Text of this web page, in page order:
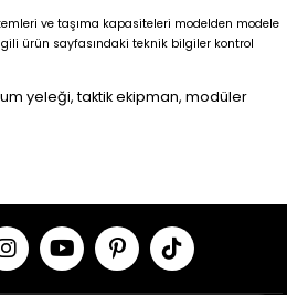
ve taşıma kapasiteleri modelden modele
ürün sayfasındaki teknik bilgiler kontrol
yeleği, taktik ekipman, modüler